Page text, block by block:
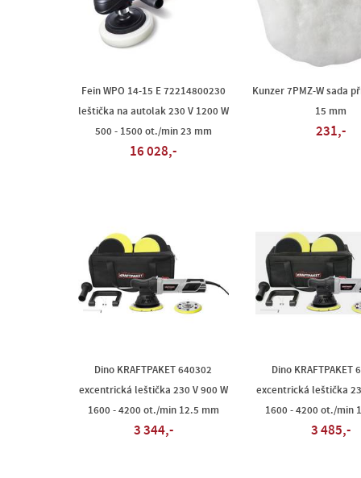
Fein WPO 14-15 E 72214800230
leštička na autolak 230 V 1200 W
500 - 1500 ot./min 23 mm
16 028,-
Kunzer 7PMZ-W sada
15 mm
231,-
Dino KRAFTPAKET 640302
excentrická leštička 230 V 900 W
1600 - 4200 ot./min 12.5 mm
3 344,-
Dino KRAFTPAKET
excentrická leštička
1600 - 4200 ot./min
3 485,-